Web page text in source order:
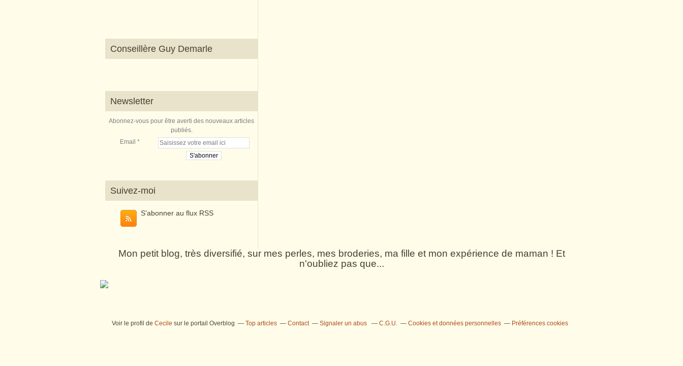
Conseillère Guy Demarle
Newsletter
Abonnez-vous pour être averti des nouveaux articles
publiés.
Email
Suivez-moi
S'abonner au flux RSS
Mon petit blog, très diversifié, sur mes perles, mes broderies, ma fille et mon expérience de maman ! Et
n'oubliez pas que...
Voir le profil de Cecile sur le portail Overblog Top articles Contact Signaler un abus C.G.U. Cookies et données personnelles Préférences cookies